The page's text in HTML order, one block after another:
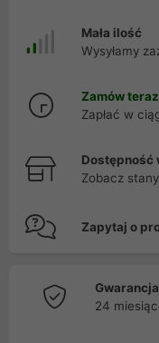
Mała ilość
Wysyłamy
Zamów
Zapłać w
Dostępność
Zobacz
Zapytaj o
24